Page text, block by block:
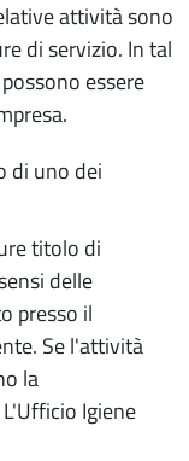
attività sono
di servizio. In tal
essere
di uno dei
titolo di
delle
presso il
Se l'attività
la
Igiene